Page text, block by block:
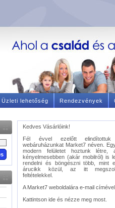
Üzleti lehetőség Rendezvények
Kedves Vásárlóink!
Fél évvel ezelőtt
webáruházunkat Market7 néven.
modern felületet hoztunk létre,
kényelmesebben (akár mobilról) is
rendelni és böngészni több, mint
árucikk közül, az itt
feltételekkel.
A Market7 weboldalára e-mail
Kattintson ide és nézze meg most.